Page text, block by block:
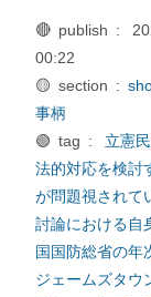
🔴 publish :
00:22
🟡 section :
事柄
🟢 tag :
立憲
法的対応を検討
が問題視されて
討論における自
国国防総省の年
ジェームズタウ